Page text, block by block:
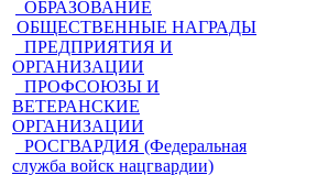
ОБРАЗОВАНИЕ
ОБЩЕСТВЕННЫЕ НАГРАДЫ
ПРЕДПРИЯТИЯ И
ОРГАНИЗАЦИИ
ПРОФСОЮЗЫ И
ВЕТЕРАНСКИЕ
ОРГАНИЗАЦИИ
РОСГВАРДИЯ (Федеральная
служба войск нацгвардии)